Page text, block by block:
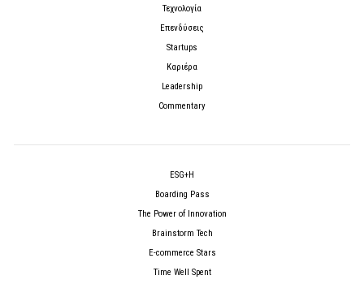
Τεχνολογία
Επενδύσεις
Startups
Καριέρα
Leadership
Commentary
ESG+H
Boarding Pass
The Power of Innovation
Brainstorm Tech
E-commerce Stars
Time Well Spent